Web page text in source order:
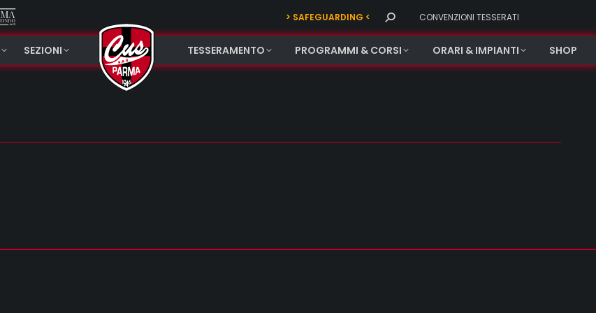
> SAFEGUARDING < Search: CONVENZIONI TESSERATI
SEZIONI TESSERAMENTO PROGRAMMI & CORSI ORARI & IMPIANTI SHOP